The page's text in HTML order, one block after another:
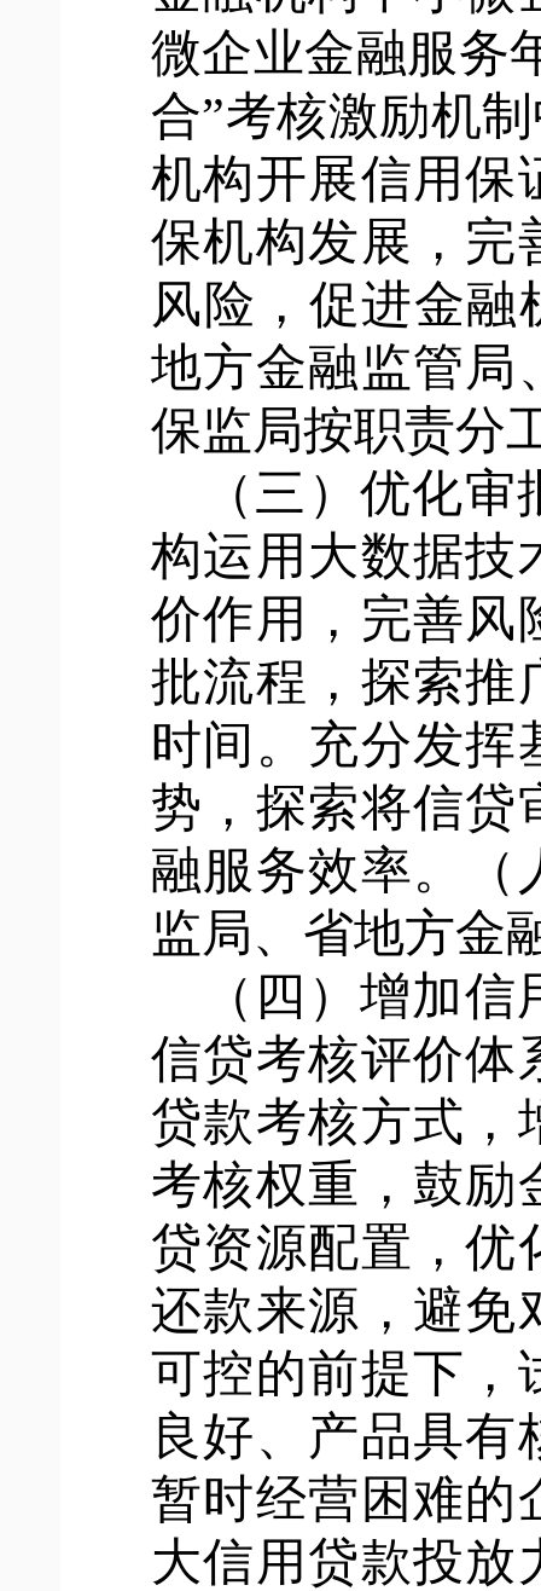
微企业金融服务
合”考核激励机
机构开展信用保
保机构发展，完
风险，促进金融
地方金融监管局
保监局按职责分
（三）优化
构运用大数据技
价作用，完善风
批流程，探索推
时间。充分发挥
势，探索将信贷
融服务效率。（
监局、省地方金
（四）增加
信贷考核评价体
贷款考核方式，
考核权重，鼓励
贷资源配置，优
还款来源，避免
可控的前提下，
良好、产品具
暂时经营困难的
大信用贷款投放